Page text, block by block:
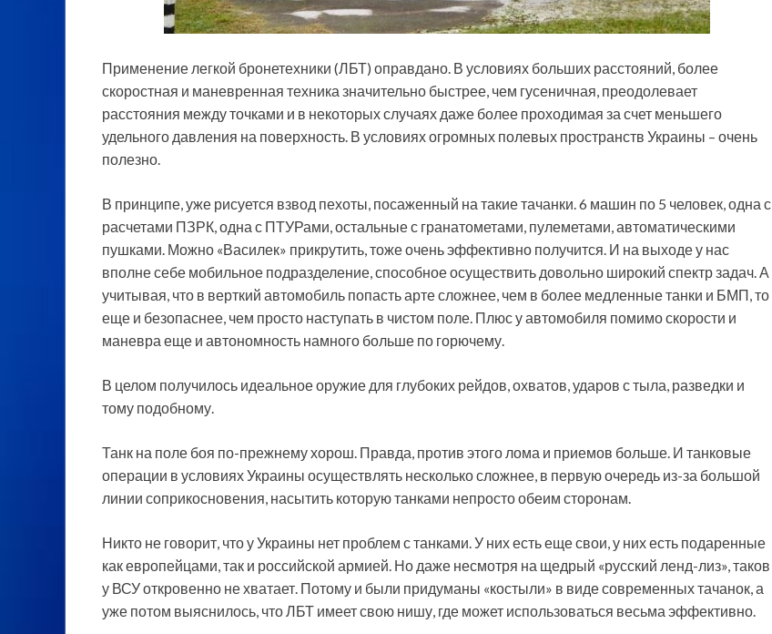
Применение легкой бронетехники (ЛБТ) оправдано. В условиях больших расстояний, более
скоростная и маневренная техника значительно быстрее, чем гусеничная, преодолевает
расстояния между точками и в некоторых случаях даже более проходимая за счет меньшего
удельного давления на поверхность. В условиях огромных полевых пространств Украины – очень
полезно.
В принципе, уже рисуется взвод пехоты, посаженный на такие тачанки. 6 машин по 5 человек, одна с
расчетами ПЗРК, одна с ПТУРами, остальные с гранатометами, пулеметами, автоматическими
пушками. Можно «Василек» прикрутить, тоже очень эффективно получится. И на выходе у нас
вполне себе мобильное подразделение, способное осуществить довольно широкий спектр задач. А
учитывая, что в верткий автомобиль попасть арте сложнее, чем в более медленные танки и БМП, то
еще и безопаснее, чем просто наступать в чистом поле. Плюс у автомобиля помимо скорости и
маневра еще и автономность намного больше по горючему.
В целом получилось идеальное оружие для глубоких рейдов, охватов, ударов с тыла, разведки и
тому подобному.
Танк на поле боя по-прежнему хорош. Правда, против этого лома и приемов больше. И танковые
операции в условиях Украины осуществлять несколько сложнее, в первую очередь из-за большой
линии соприкосновения, насытить которую танками непросто обеим сторонам.
Никто не говорит, что у Украины нет проблем с танками. У них есть еще свои, у них есть подаренные
как европейцами, так и российской армией. Но даже несмотря на щедрый «русский ленд-лиз», таков
у ВСУ откровенно не хватает. Потому и были придуманы «костыли» в виде современных тачанок, а
уже потом выяснилось, что ЛБТ имеет свою нишу, где может использоваться весьма эффективно.